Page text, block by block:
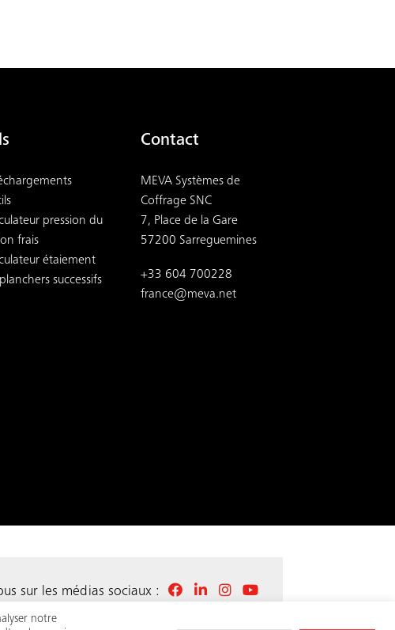
pression du
frais
étaiement
successifs
Contact
MEVA Systèmes de
Coffrage SNC
7, Place de la Gare
57200 Sarreguemines
+33 604 700228
france@meva.net
sur les médias sociaux :
notre